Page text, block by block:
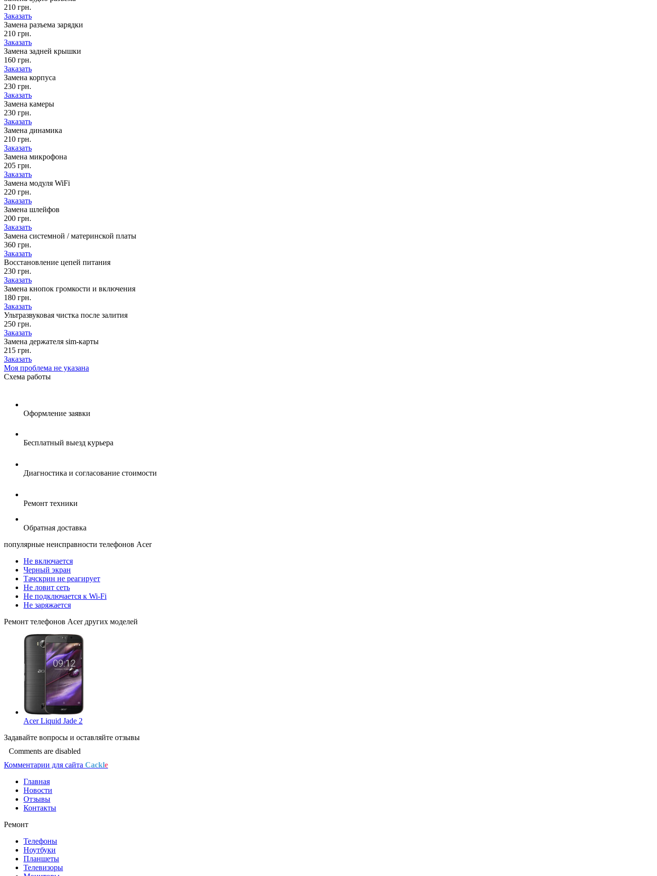
210 грн.
Заказать
Замена разъема зарядки
210 грн.
Заказать
Замена задней крышки
160 грн.
Заказать
Замена корпуса
230 грн.
Заказать
Замена камеры
230 грн.
Заказать
Замена динамика
210 грн.
Заказать
Замена микрофона
205 грн.
Заказать
Замена модуля WiFi
220 грн.
Заказать
Замена шлейфов
200 грн.
Заказать
Замена системной / материнской платы
360 грн.
Заказать
Восстановление цепей питания
230 грн.
Заказать
Замена кнопок громкости и включения
180 грн.
Заказать
Ультразвуковая чистка после залития
250 грн.
Заказать
Замена держателя sim-карты
215 грн.
Заказать
Моя проблема не указана
Схема работы
Оформление заявки
Бесплатный выезд курьера
Диагностика и согласование стоимости
Ремонт техники
Обратная доставка
популярные неисправности телефонов Acer
Не включается
Черный экран
Тачскрин не реагирует
Не ловит сеть
Не подключается к Wi-Fi
Не заряжается
Ремонт телефонов Acer других моделей
Acer Liquid Jade 2
Задавайте вопросы и оставляйте отзывы
Comments are disabled
Комментарии для сайта Cackle
Главная
Новости
Отзывы
Контакты
Ремонт
Телефоны
Ноутбуки
Планшеты
Телевизоры